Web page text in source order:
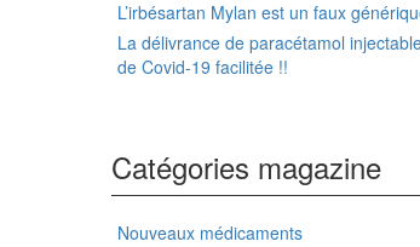
L’irbésartan Mylan est un faux
La délivrance de paracétamol
de Covid-19 facilitée !!
Catégories magazine
Nouveaux médicaments